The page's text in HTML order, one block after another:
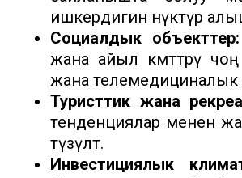
ишкердигин өнүктүрө
Социалдык объекттер:
жана айыл өкмөттөрү
жана телемедициналык
Туристтик жана
тенденциялар менен
түзүлөт.
Инвестициялык